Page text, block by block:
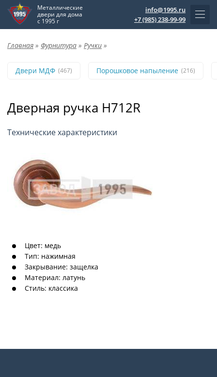
Металлические
двери для дома
с 1995 г
info@1995.ru
+7 (985) 238-99-99
Главная » Фурнитура » Ручки »
Двери МДФ (467) Порошковое напыление (216)
Дверная ручка H712R
Технические характеристики
Цвет: медь
Тип: нажимная
Закрывание: защелка
Материал: латунь
Стиль: классика